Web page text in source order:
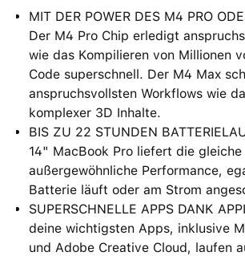
MIT DER POWER DES M4 PRO
Der M4 Pro Chip erledigt
wie das Kompilieren von Millionen
Code superschnell. Der M4 Max
anspruchsvollsten Workflows wie
komplexer 3D Inhalte.
BIS ZU 22 STUNDEN
14" MacBook Pro liefert die gleiche
außergewöhnliche Performance,
Batterie läuft oder am Strom
SUPERSCHNELLE APPS DANK
deine wichtigsten Apps, inklusive
und Adobe Creative Cloud, laufen